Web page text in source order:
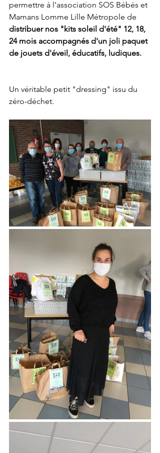
permettre à l'association SOS Bébés et
Mamans Lomme Lille Métropole de
distribuer nos "kits soleil d'été" 12, 18,
24 mois accompagnés d'un joli paquet
de jouets d'éveil, éducatifs, ludiques.
Un véritable petit "dressing" issu du
zéro-déchet.